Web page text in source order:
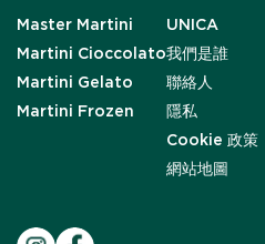
Master Martini
Martini Cioccolato
Martini Gelato
Martini Frozen
UNICA
我們是誰
聯絡人
隱私
Cookie 政策
網站地圖